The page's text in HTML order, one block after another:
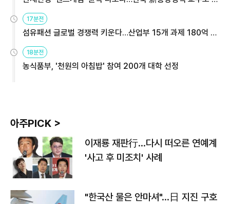
용해야
17분전
섬유패션 글로벌 경쟁력 키운다…산업부 15개 과제 180억 지
원
18분전
농식품부, '천원의 아침밥' 참여 200개 대학 선정
아주PICK >
이재룡 재판行…다시 떠오른 연예계
'사고 후 미조치' 사례
"한국산 물은 안마셔"…日 지진 구호